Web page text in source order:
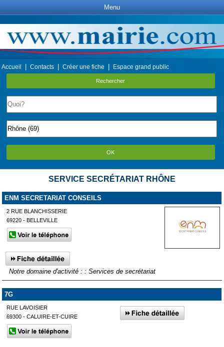
Menu
Accueil Contacts Créer une fiche Espace grand public
Rechercher
OK
SERVICE SECRÉTARIAT RHÔNE
ENM SECRETARIAT CONSEILS
2 RUE BLANCHISSERIE
69220 - BELLEVILLE
Notre domaine d'activité : : Services de secrétariat
7G
RUE LAVOISIER
69300 - CALUIRE-ET-CUIRE